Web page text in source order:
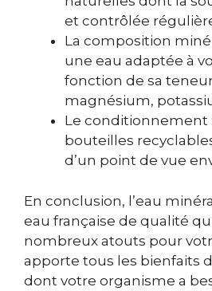
et contrôlée
La composition
une eau adaptée à
fonction de sa
magnésium,
Le conditionnement
bouteilles
d’un point de vue
En conclusion, l’eau
eau française de qualité
nombreux atouts pour
apporte tous les bienfaits
dont votre organisme a